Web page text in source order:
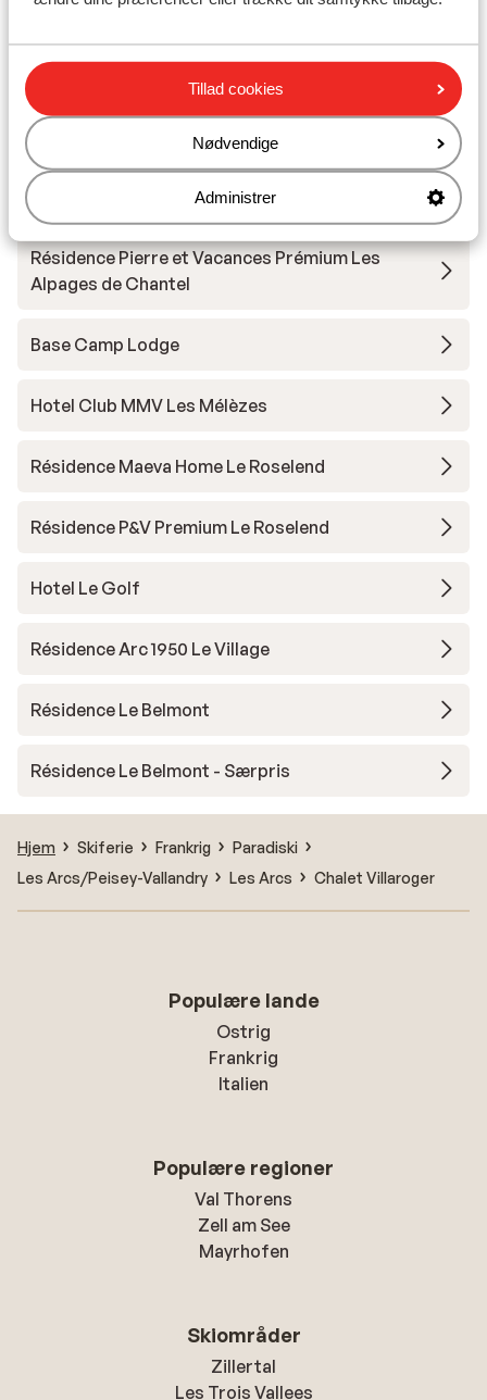
Tillad cookies
Nødvendige
Administrer
Résidence Maeva Home - Arc 1950 Le Village
Appart'hôtel Prestige Odalys Eden
Hôtel la Cachette
Résidence Les Alpages de Chantel
Résidence Pierre et Vacances Prémium Les
Alpages de Chantel
Base Camp Lodge
Hotel Club MMV Les Mélèzes
Résidence Maeva Home Le Roselend
Résidence P&V Premium Le Roselend
Hotel Le Golf
Résidence Arc 1950 Le Village
Résidence Le Belmont
Résidence Le Belmont - Særpris
Hjem Skiferie Frankrig
Paradiski
Les Arcs/Peisey-Vallandry
Les Arcs Chalet Villaroger
Populære lande
Ostrig
Frankrig
Italien
Populære regioner
Val Thorens
Zell am See
Mayrhofen
Skiområder
Zillertal
Les Trois Vallees